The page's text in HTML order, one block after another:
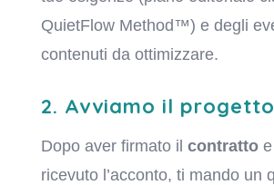
QuietFlow Method™) e degli
contenuti da ottimizzare.
2. Avviamo il progetto
Dopo aver firmato il contrattoe
ricevuto l’acconto, ti mando un